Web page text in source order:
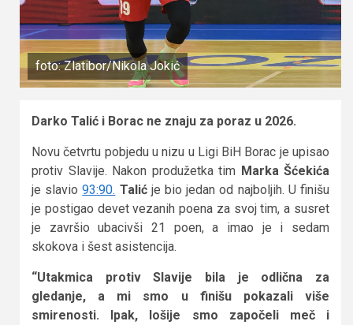
foto: Zlatibor/Nikola Jokić
Darko Talić i Borac ne znaju za poraz u 2026.
Novu četvrtu pobjedu u nizu u Ligi BiH Borac je upisao
protiv Slavije. Nakon produžetka tim Marka Šćekića
je slavio93:90. Talić je bio jedan od najboljih. U finišu
je postigao devet vezanih poena za svoj tim, a susret
je završio ubacivši 21 poen, a imao je i sedam
skokova i šest asistencija.
“Utakmica protiv Slavije bila je odlična za
gledanje, a mi smo u finišu pokazali više
smirenosti. Ipak, lošije smo započeli meč i